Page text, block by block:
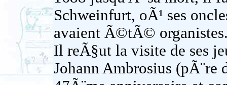
Schweinfurt, oÃ¹ ses
avaient Ã©tÃ©
Il reÃ§ut la visite de ses
Johann Ambrosius (pÃ¨re